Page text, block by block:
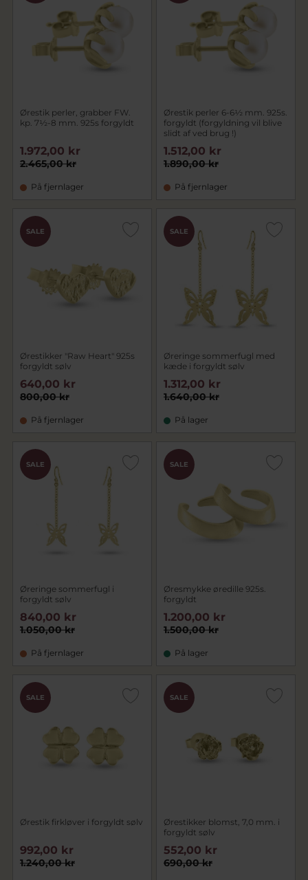
Ørestik perler, grabber FW.
kp. 7½-8 mm. 925s forgyldt
2.465,00 kr
1.972,00 kr
På fjernlager
Ørestik perler 6-6½ mm. 925s.
forgyldt (forgyldning vil blive
slidt af ved brug !)
1.890,00 kr
1.512,00 kr
På fjernlager
SALE
Ørestikker "Raw Heart" 925s
forgyldt sølv
800,00 kr
640,00 kr
På fjernlager
SALE
Øreringe sommerfugl med
kæde i forgyldt sølv
1.640,00 kr
1.312,00 kr
På lager
SALE
Øreringe sommerfugl i
forgyldt sølv
1.050,00 kr
840,00 kr
På fjernlager
SALE
Øresmykke øredille 925s.
forgyldt
1.500,00 kr
1.200,00 kr
På lager
SALE
Ørestik firkløver i forgyldt sølv
1.240,00 kr
992,00 kr
SALE
Ørestikker blomst, 7,0 mm. i
forgyldt sølv
690,00 kr
552,00 kr